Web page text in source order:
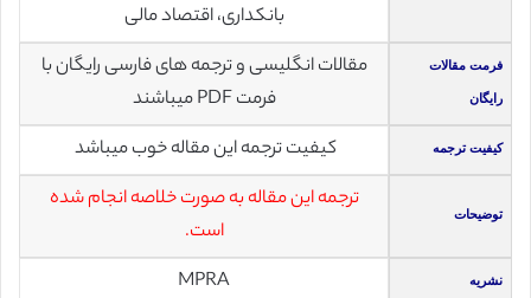
بانکداری، اقتصاد مالی
فرمت مقالات
رایگان
مقالات انگلیسی و ترجمه های فارسی رایگان با
فرمت PDF میباشند
کیفیت ترجمه کیفیت ترجمه این مقاله خوب میباشد
توضیحات
ترجمه این مقاله به صورت خلاصه انجام شده
است.
نشریه MPRA